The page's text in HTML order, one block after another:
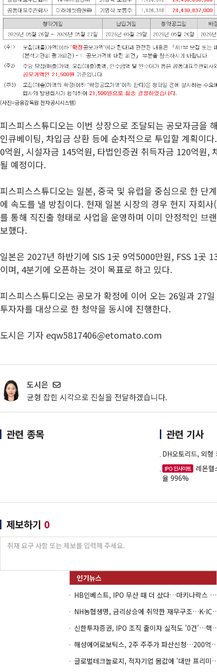
(사진=금융감독원 전자공시시스템)
피스피스스튜디오는 이번 상장으로 조달되는 공모자금을
인큐베이팅, 차입금 상환 등에 순차적으로 투입할 계획이
0억원, 시설자금 145억원, 타법인증권 취득자금 120억원,
될 예정이다.
피스피스스튜디오는 일본, 중국 및 유럽을 중심으로 한 단
에 속도를 낼 방침이다. 현재 일본 시장의 경우 현지 자회
를 통해 직진출 형태로 사업을 운영하며 이미 안정적인 브
보했다.
일본은 2027년 하반기에 SIS 1곳 9억5000만원, FSS 1곳
이며, 4분기에 오픈하는 것이 목표로 하고 있다.
피스피스스튜디오는 공모가 확정에 이어 오는 26일과 27
투자자를 대상으로 한 청약을 동시에 진행한다.
도시은 기자 eqw5817406@etomato.com
도시은
균형 잡힌 시각으로 진실을 전달하겠습니다.
관련 종목 관련 기사
DH오토리드, 외형
IPO 인사이트
레몬
율 996%
제보하기 0
HB인베스트, IPO 무산 때 더 샀다…마키나락스 투자 2.7배 회수
NH농협생명, 금리상승에 취
신한투자증권, IPO 조직 줄
해성에어로보틱스, 2주 주주가 파산
글로벌테크놀로지, 적자기업 몸값